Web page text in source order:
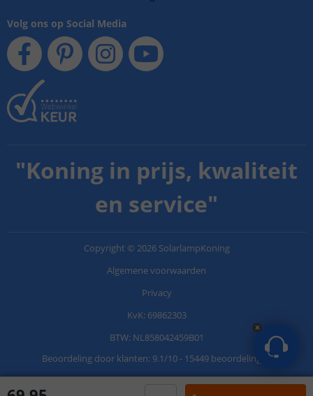
Volg ons op Social Media
"Koning in prijs, kwaliteit
en service"
Copyright © 2026 SolarlampKoning
Algemene voorwaarden
Privacy
KvK: 69862303
BTW: NL858042459B01
Beoordeling door klanten: 9.1/10- 15449 beoordelingen